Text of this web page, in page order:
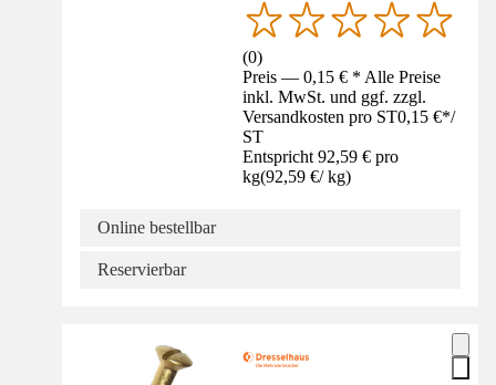
(0)
Preis — 0,15 € * Alle Preise
inkl. MwSt. und ggf. zzgl.
Versandkosten pro ST0,15 €*/
ST
Entspricht 92,59 € pro
kg(92,59 €/ kg)
Online bestellbar
Reservierbar